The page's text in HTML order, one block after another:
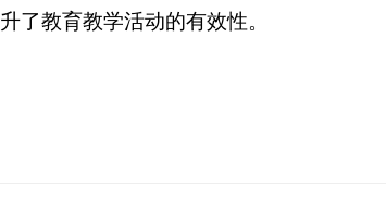
升了教育教学活动的有效性。